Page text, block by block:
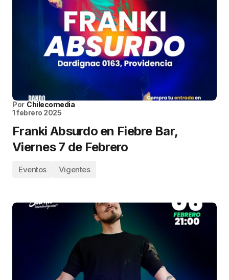
Por Chilecomedia
1 febrero 2025
Franki Absurdo en Fiebre Bar,
Viernes 7 de Febrero
Eventos Vigentes